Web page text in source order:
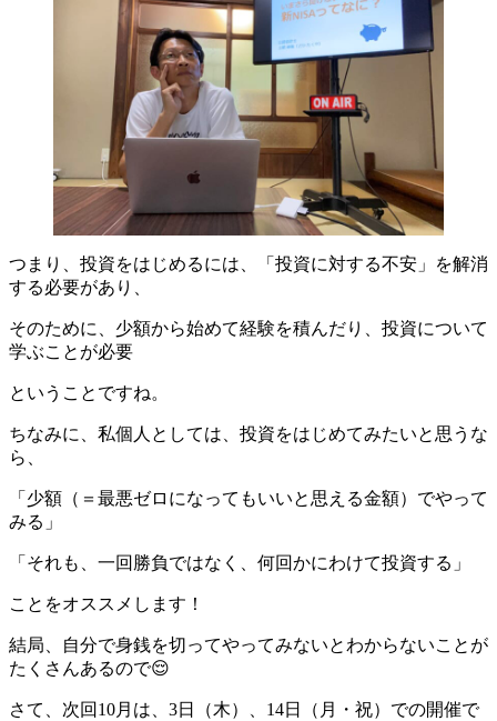
つまり、投資をはじめるには、「投資に対する不安」を解消
する必要があり、
そのために、少額から始めて経験を積んだり、投資について
学ぶことが必要
ということですね。
ちなみに、私個人としては、投資をはじめてみたいと思うな
ら、
「少額（＝最悪ゼロになってもいいと思える金額）でやって
みる」
「それも、一回勝負ではなく、何回かにわけて投資する」
ことをオススメします！
結局、自分で身銭を切ってやってみないとわからないことが
たくさんあるので😌
さて、次回10月は、3日（木）、14日（月・祝）での開催で